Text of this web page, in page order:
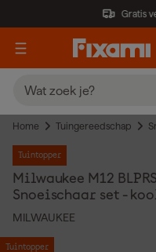
Gratis
Home Tuingereedschap
Tuintopper
Milwaukee M12
Snoeischaar set -
MILWAUKEE
Tuintopper